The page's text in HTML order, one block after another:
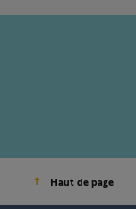
Haut de page